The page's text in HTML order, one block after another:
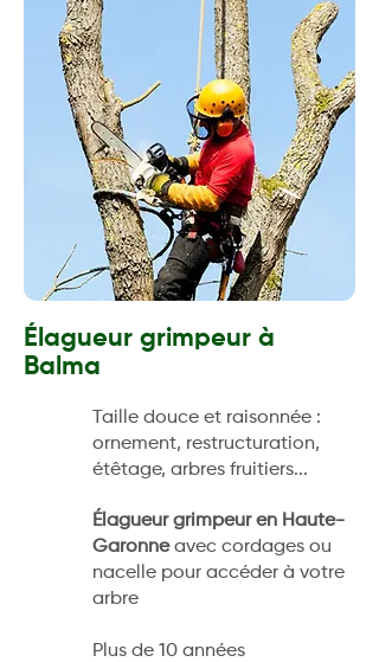
Élagueur grimpeur à
Balma
Taille douce et raisonnée :
ornement, restructuration,
étêtage, arbres fruitiers...
Élagueur grimpeur en Haute-
Garonneavec cordages ou
nacelle pour accéder à votre
arbre
Plus de 10 années